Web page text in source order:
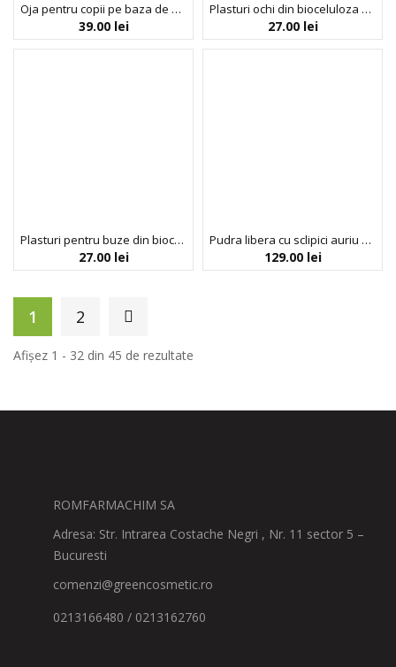
Oja pentru copii pe baza de apa fara parfum cu stelute, Stars, Inuwet mini, 5 ml
39.00 lei
Plasturi ochi din bioceluloza pentru fermitate si calmare, Inuwet, 6 gr
27.00 lei
Plasturi pentru buze din bioceluloza cu efect de hidratare si umplere, Inuwet, 5 gr
27.00 lei
Pudra libera cu sclipici auriu si aplicator tip burete, Gold Powder Cube, Inuwet, 3.5 g
129.00 lei
1 2
Afișez 1 - 32 din 45 de rezultate
ROMFARMACHIM SA
Adresa: Str. Intrarea Costache Negri , Nr. 11 sector 5 –
Bucuresti
comenzi@greencosmetic.ro
0213166480 / 0213162760